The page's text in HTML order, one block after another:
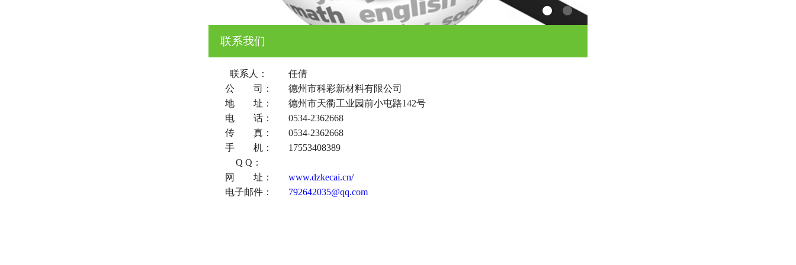
联系我们
联系人：
任倩
公 司：
德州市科彩新材料有限公司
地 址：
德州市天衢工业园前小屯路142号
电 话：
0534-2362668
传 真：
0534-2362668
手 机：
17553408389
Q Q：
网 址：
www.dzkecai.cn/
电子邮件：
792642035@qq.com